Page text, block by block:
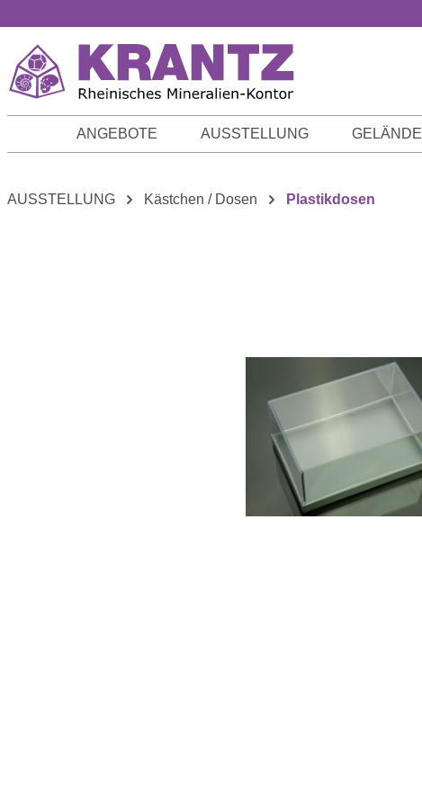
ANGEBOTE AUSSTELLUNG GELÄNDE
AUSSTELLUNG Kästchen / Dosen Plastikdosen